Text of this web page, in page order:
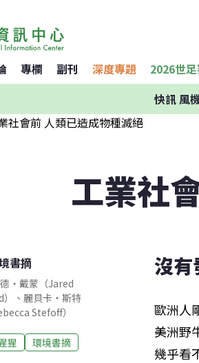
專欄 副刊 深度專題 2026世
快訊風
工業社
書摘
・戴蒙（Jared
、麗貝卡・斯特
Stefoff）
猩 環境書摘
沒有
歐洲人
美洲野
幾乎看